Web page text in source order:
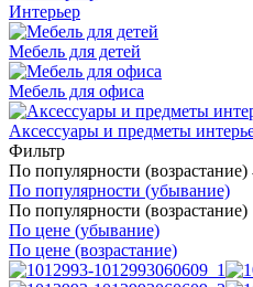
Интерьер
Мебель для детей
Мебель для офиса
Аксессуары и предметы
Фильтр
По популярности (возрастание)
По популярности (убывание)
По популярности (возрастание)
По цене (убывание)
По цене (возрастание)